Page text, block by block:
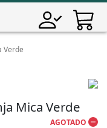
Verde
Mica Verde
AGOTADO